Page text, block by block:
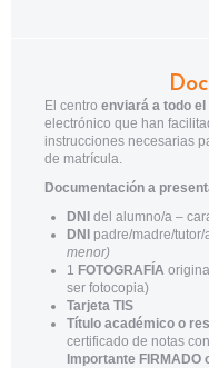
El centro enviará a todo
electrónico que han
instrucciones necesarias
de matrícula.
Documentación a
DNI del alumno/a –
DNI
padre/madre/
menor)
1 FOTOGRAFÍA
ser fotocopia)
Tarjeta TIS
Título académico o
certificado de notas
Importante